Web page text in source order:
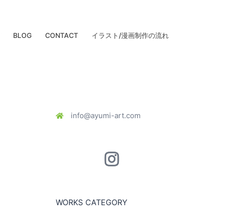
BLOG CONTACT イラスト/漫画制作の流れ
info@ayumi-art.com
Instagram
WORKS CATEGORY